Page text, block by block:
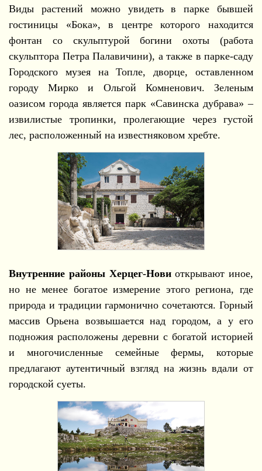
Виды растений можно увидеть в парке бывшей
гостиницы «Бока», в центре которого находится
фонтан со скульптурой богини охоты (работа
скульптора Петра Палавичини), а также в парке-саду
Городского музея на Топле, дворце, оставленном
городу Мирко и Ольгой Комненович. Зеленым
оазисом города является парк «Савинска дубрава» –
извилистые тропинки, пролегающие через густой
лес, расположенный на известняковом хребте.
Внутренние районы Херцег-Новиоткрывают иное,
но не менее богатое измерение этого региона, где
природа и традиции гармонично сочетаются. Горный
массив Орьена возвышается над городом, а у его
подножия расположены деревни с богатой историей
и многочисленные семейные фермы, которые
предлагают аутентичный взгляд на жизнь вдали от
городской суеты.